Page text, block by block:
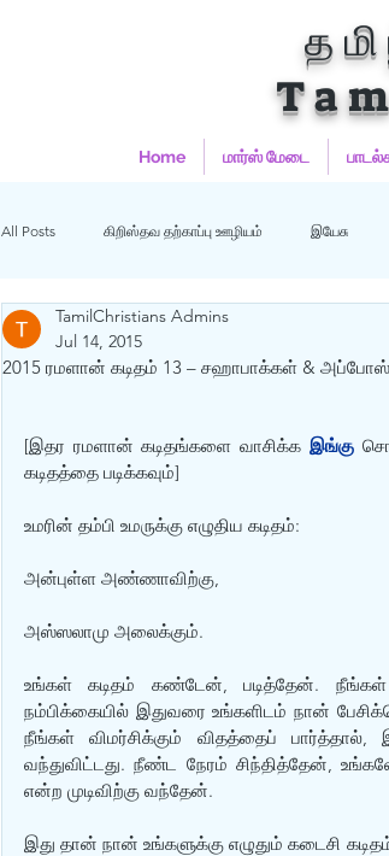
Home மார்ஸ் மேடை
All Posts கிறிஸ்தவ தற்காப்பு ஊழியம் இயேசு
ஹதீஸ்கள் Uncategorized
2015 ரமளான் கடிதம் 13 – சஹாபாக்கள் &
TamilChristians Admins
Jul 14, 2015
[இதர ரமளான் கடிதங்களை வாசிக்க இங்கு
கடிதத்தை படிக்கவும்]
உமரின் தம்பி உமருக்கு எழுதிய கடிதம்:
அன்புள்ள அண்ணாவிற்கு,
அஸ்ஸலாமு அலைக்கும்.
உங்கள் கடிதம் கண்டேன், படித்தேன்.
நம்பிக்கையில் இதுவரை உங்களிடம் நான்
நீங்கள் விமர்சிக்கும் விதத்தைப்
வந்துவிட்டது. நீண்ட நேரம் சிந்தித்தேன்,
என்ற முடிவிற்கு வந்தேன்.
இது தான் நான் உங்களுக்கு எழுதும் கடைசி